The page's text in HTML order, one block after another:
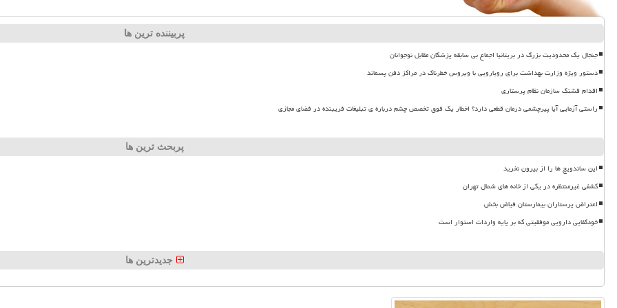
پربیننده ترین ها
جنجال یک محدودیت بزرگ در بریتانیا اجماع بی سابقه پزشکان مقابل نوجوانان
دستور ویژه وزارت بهداشت برای رویارویی با ویروس خطرناک در مراکز دفن پسماند
اقدام قشنگ سازمان نظام پرستاری
راستی آزمایی آیا پیرچشمی درمان قطعی دارد؟ اخطار یک فوق تخصص چشم درباره ی تبلیغات فریبنده در فضای مجازی
پربحث ترین ها
این ساندویچ ها را از بیرون نخرید
کشفی غیرمنتظره در یکی از خانه های شمال تهران
اعتراض پرستاران بیمارستان فیاض بخش
خودکفایی دارویی موفقیتی که بر پایه واردات استوار است
جدیدترین ها